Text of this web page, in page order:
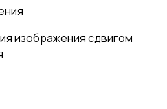
изображения сдвигом